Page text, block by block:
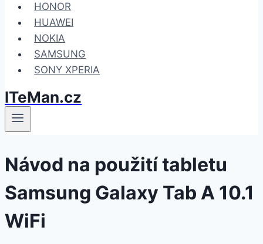
HONOR
HUAWEI
NOKIA
SAMSUNG
SONY XPERIA
ITeMan.cz
Návod na použití tabletu
Samsung Galaxy Tab A 10.1
WiFi